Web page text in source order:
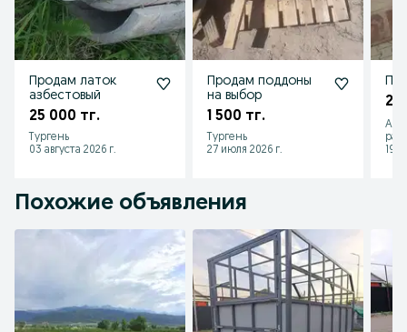
Продам латок
азбестовый
25 000 тг.
Тургень
03 августа 2026 г.
Продам поддоны
на выбор
1 500 тг.
Тургень
27 июля 2026 г.
19
Похожие объявления